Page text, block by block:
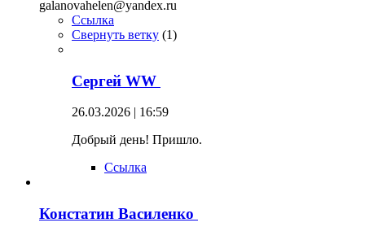
galanovahelen@yandex.ru
Ссылка
Свернуть ветку (1)
Сергей WW
26.03.2026 | 16:59
Добрый день! Пришло.
Ссылка
Констатин Василенко